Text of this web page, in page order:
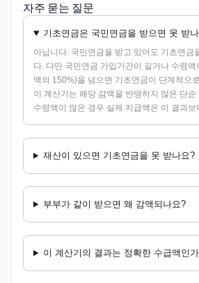
자주 묻는 질문
기초연금은 국민연금을 받으면 못 받
아닙니다. 국민연금을 받고 있어도 기초연금
다. 다만 국민연금 가입기간이 길거나 수령
액의 150%)을 넘으면 기초연금이 단계적으
이 계산기는 해당 감액을 반영하지 않은 단
수령액이 많은 경우 실제 지급액은 이 결과
재산이 있으면 기초연금을 못 받나요?
부부가 같이 받으면 왜 감액되나요?
이 계산기의 결과는 정확한 수급액인